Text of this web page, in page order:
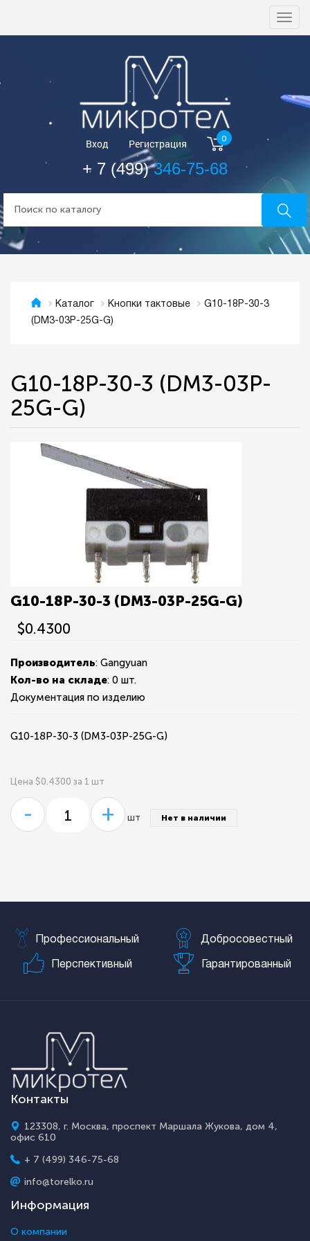
Вход Регистрация 0
+ 7 (499)346-75-68
Каталог Кнопки тактовые
G10-18P-30-3
(DM3-03P-25G-G)
G10-18P-30-3 (DM3-03P-
25G-G)
G10-18P-30-3 (DM3-03P-25G-G)
$0.4300
Производитель: Gangyuan
Кол-во на складе: 0 шт.
Документация по изделию
G10-18P-30-3 (DM3-03P-25G-G)
Цена $0.4300 за 1 шт
- + шт Нет в наличии
Профессиональный Добросовестный
Перспективный Гарантированный
Контакты
123308, г. Москва, проспект Маршала Жукова, дом 4,
офис 610
+ 7 (499) 346-75-68
info@torelko.ru
Информация
О компании